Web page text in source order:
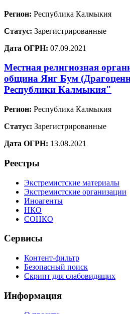
Регион: Республика Калмыкия
Статус: Зарегистрированные
Дата ОГРН: 07.09.2021
Местная религиозная
община Янг Бум
Республики Калмыкия"
Регион: Республика Калмыкия
Статус: Зарегистрированные
Дата ОГРН: 13.08.2021
Реестры
Экстремистские материалы
Экстремистские организации
Иноагенты
НКО
СОНКО
Сервисы
Контент-фильтр
Безопасный поиск
Скрипт для слабовидящих
Информация